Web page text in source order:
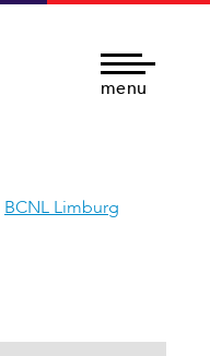
menu
BCNL Limburg